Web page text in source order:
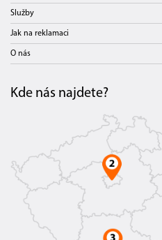
Služby
Jak na reklamaci
O nás
Kde nás najdete?